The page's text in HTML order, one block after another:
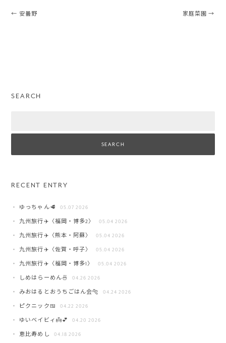
Post navigation
← 安曇野 家庭菜園→
SEARCH
RECENT ENTRY
ゆっちゃん🥩 05.07 2026
九州旅行✈️〈福岡・博多2〉 05.04 2026
九州旅行✈️〈熊本・阿蘇〉 05.04 2026
九州旅行✈️〈佐賀・呼子〉 05.04 2026
九州旅行✈️〈福岡・博多1〉 05.04 2026
しめはらーめん🍜 04.26 2026
みおはるとおうちごはん会🐅 04.24 2026
ピクニック🍱 04.22 2026
ゆいベイビィ👼💕 04.20 2026
恵比寿めし 04.18 2026